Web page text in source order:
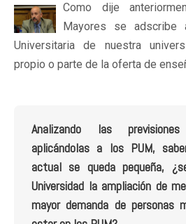
Como dije
Mayores se adscribe
Universitaria de nuestra
propio o parte de la oferta de
Analizando las
aplicándolas a los PUM,
actual se queda pequeña,
Universidad la ampliación de
mayor demanda de personas